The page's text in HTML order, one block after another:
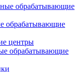
обрабатывающие
обрабатывающие
центры
обрабатывающие